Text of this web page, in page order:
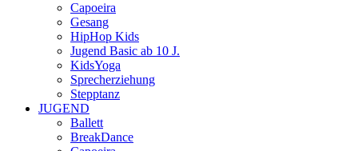
Capoeira
Gesang
HipHop Kids
Jugend Basic ab 10 J.
KidsYoga
Sprecherziehung
Stepptanz
JUGEND
Ballett
BreakDance